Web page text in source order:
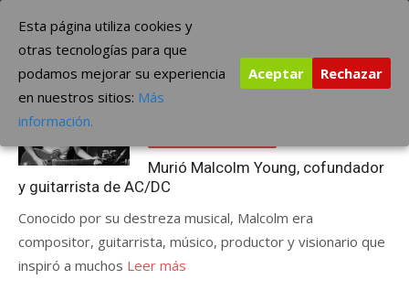
contenido
The Borderline Music
Etiqueta:Murió Malcolm Young
Murió Malcolm Young, cofundador
y guitarrista de AC/DC
Conocido por su destreza musical, Malcolm era
compositor, guitarrista, músico, productor y visionario que
inspiró a muchos Leer más
Esta página utiliza cookies y
otras tecnologías para que
podamos mejorar su experiencia
en nuestros sitios: Más
información.
Aceptar Rechazar